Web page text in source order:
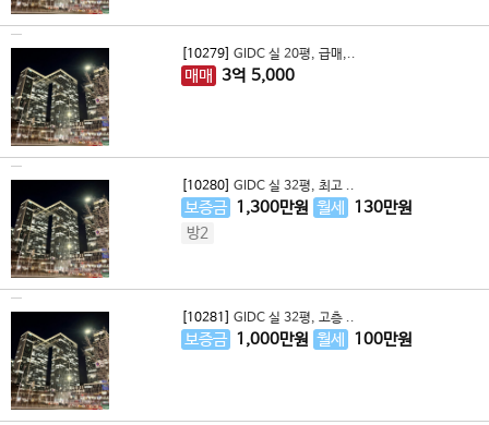
[10279] GIDC 실 20평, 급매,..
매매 3억 5,000
[10280] GIDC 실 32평, 최고 ..
보증금 1,300만원 월세 130만원
방2
[10281] GIDC 실 32평, 고층 ..
보증금 1,000만원 월세 100만원